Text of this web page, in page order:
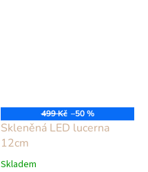
499 Kč –50 %
Skleněná LED lucerna
12cm
Skladem